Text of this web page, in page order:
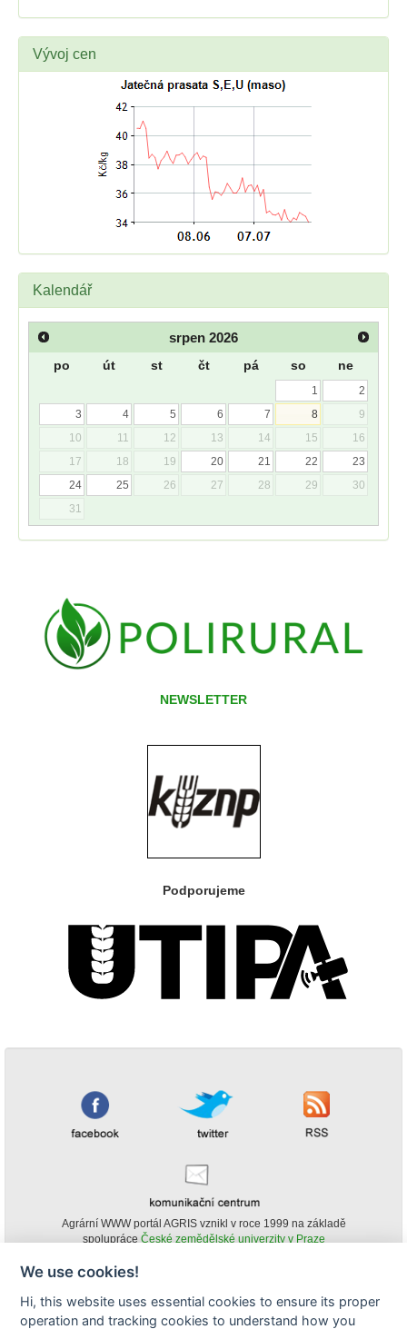
Vývoj cen
Kalendář
srpen 2026
po út st čt pá so ne
1
2
3
4 5 6 7 8
9
10
11 12 13 14 15
16
17
18 19 20 21 22
23
24
25 26 27 28 29
30
31
NEWSLETTER
Podporujeme
Agrární WWW portál AGRIS vznikl v roce 1999 na základě
spolupráce České zemědělské univerzity v Praze
obsahu agrárního WWW portálu AGRIS je možné
(pokud není uvedeno jinak) pouze za podmínky uvedení zdroje v podobě
We use cookies!
Hi, this website uses essential cookies to ensure its proper
operation and tracking cookies to understand how you